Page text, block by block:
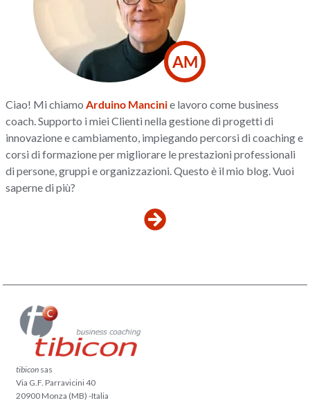
AM
Ciao! Mi chiamo Arduino Mancinie lavoro come business
coach. Supporto i miei Clienti nella gestione di progetti di
innovazione e cambiamento, impiegando percorsi di coaching e
corsi di formazione per migliorare le prestazioni professionali
di persone, gruppi e organizzazioni. Questo è il mio blog. Vuoi
saperne di più?
tibicon sas
Via G.F. Parravicini 40
20900 Monza (MB) -Italia